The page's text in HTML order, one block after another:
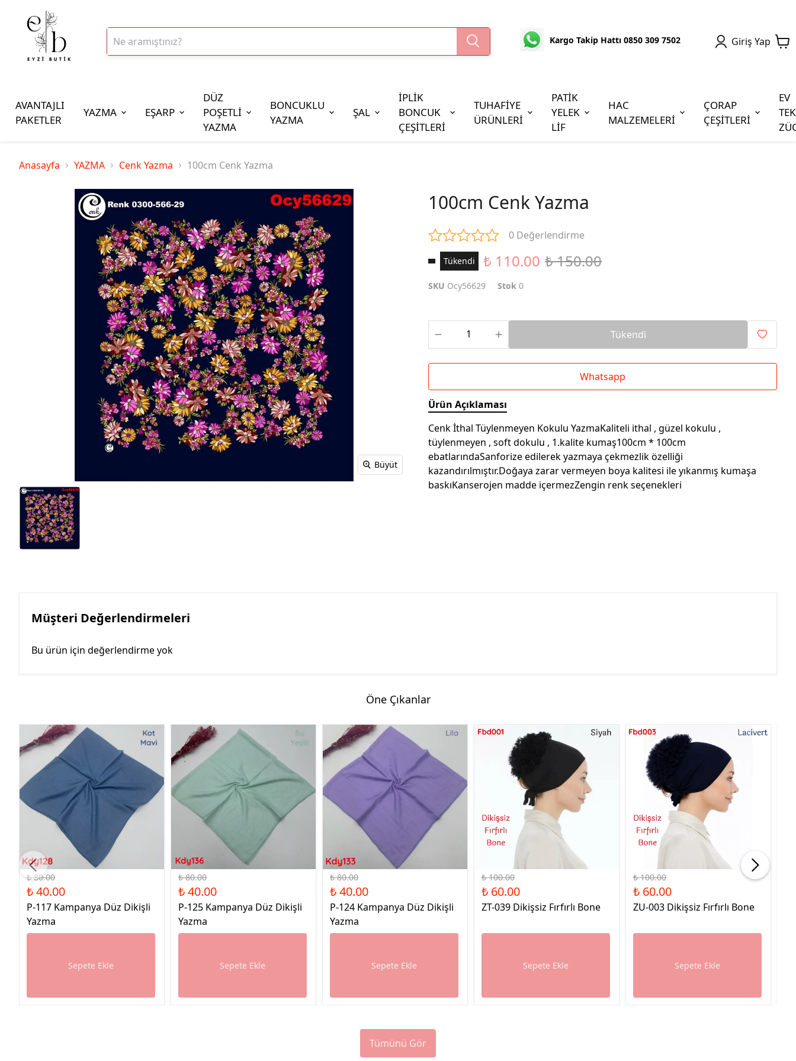
Kargo Takip Hattı 0850 309 7502 Giriş Yap
AVANTAJLI
PAKETLER
YAZMA EŞARP
DÜZ
POŞETLİ
YAZMA
BONCUKLU
YAZMA
ŞAL
İPLİK
BONCUK
ÇEŞİTLERİ
İplik Çeşitleri
20gr Reyyan Polyester İp
100gr Altınbaşak Polyester İp
350gr Altınbaşak Polyester İp
Cezaevi Boncuğu
TUHAFİYE
ÜRÜNLERİ
PATİK
YELEK
LİF
HAC
MALZEMELERİ
ÇORAP
ÇEŞİTLERİ
EV
Anasayfa YAZMA Cenk Yazma 100cm Cenk Yazma
Büyüt
100cm Cenk Yazma
0 Değerlendirme
Tükendi ₺ 110.00 ₺ 150.00
SKU Ocy56629 Stok 0
Tükendi
Whatsapp
Ürün Açıklaması
Cenk İthal Tüylenmeyen Kokulu YazmaKaliteli ithal , güzel kokulu ,
tüylenmeyen , soft dokulu , 1.kalite kumaş100cm * 100cm
ebatlarındaSanforize edilerek yazmaya çekmezlik özelliği
kazandırılmıştır.Doğaya zarar vermeyen boya kalitesi ile yıkanmış kumaşa
baskıKanserojen madde içermezZengin renk seçenekleri
Müşteri Değerlendirmeleri
Bu ürün için değerlendirme yok
Öne Çıkanlar
%50 İndirim
₺ 80.00
₺ 40.00
P-117 Kampanya Düz Dikişli
Yazma
Sepete Ekle
%50 İndirim
₺ 80.00
₺ 40.00
P-125 Kampanya Düz Dikişli
Yazma
Sepete Ekle
%50 İndirim
₺ 80.00
₺ 40.00
P-124 Kampanya Düz Dikişli
Yazma
Sepete Ekle
%40 İndirim
₺ 100.00
₺ 60.00
ZT-039 Dikişsiz Fırfırlı Bone
Sepete Ekle
₺ 100.00
₺ 60.00
ZU-003 Dikişsiz Fırfırlı Bone
Sepete Ekle
Tümünü Gör